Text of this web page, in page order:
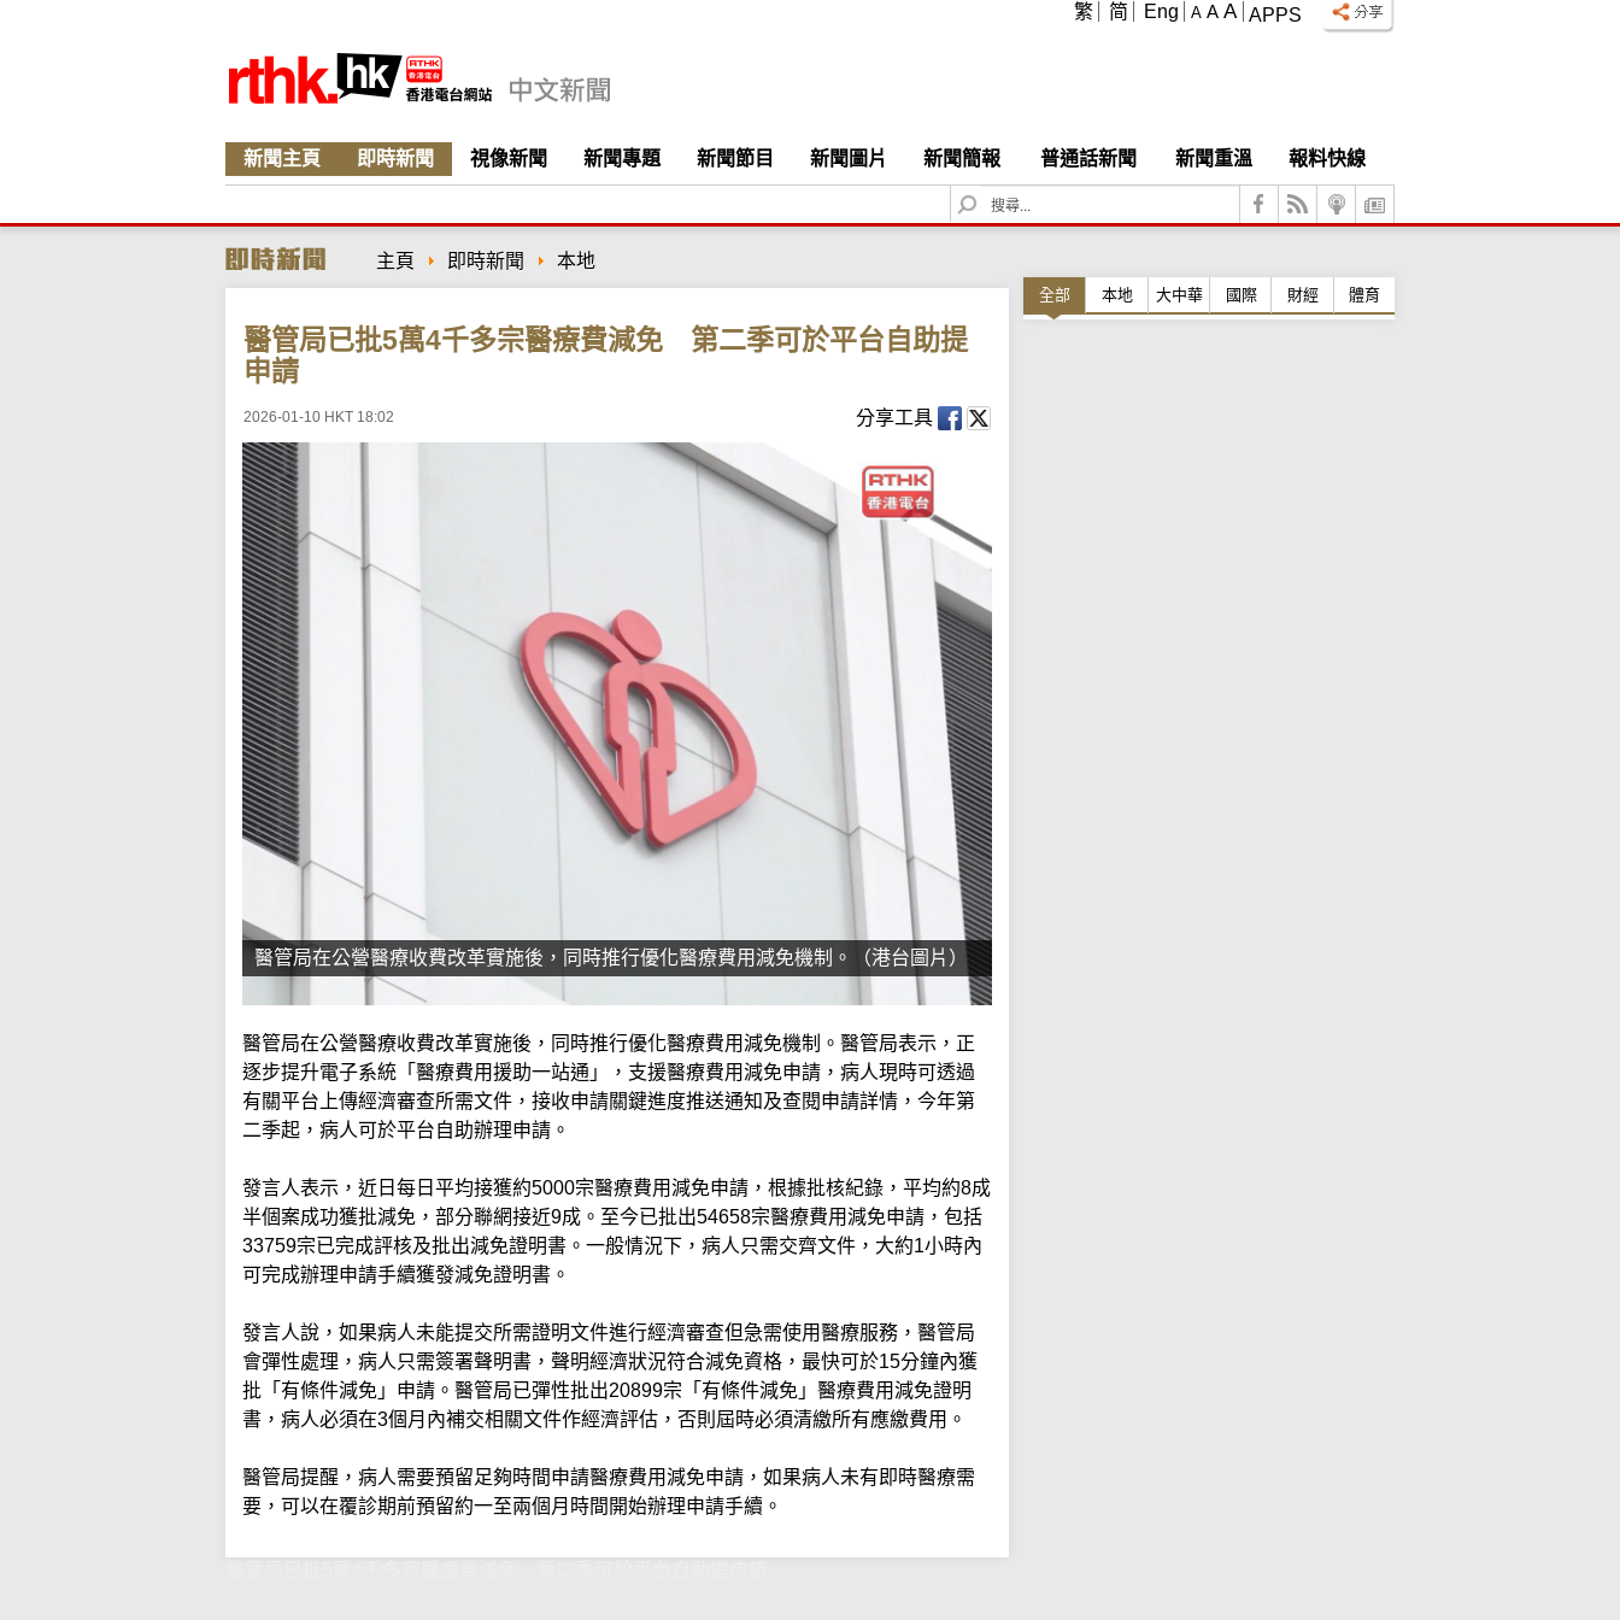
APPS
A A A
繁 简 Eng
新聞主頁 即時新聞 視像新聞 新聞專題 新聞節目 新聞圖片 新聞簡報 普通話新聞 新聞重溫
報料快線
S
e
c
主頁 即時新聞 本地
醫管局已批5萬4千多宗醫療費減免 第二季可於平台自助提
申請
2026-01-10 HKT 18:02 分享工具
醫管局在公營醫療收費改革實施後，同時推行優化醫療費用減免機制。（港台圖片）
醫管局在公營醫療收費改革實施後，同時推行優化醫療費用減免機制。醫管局表示，正
逐步提升電子系統「醫療費用援助一站通」，支援醫療費用減免申請，病人現時可透過
有關平台上傳經濟審查所需文件，接收申請關鍵進度推送通知及查閱申請詳情，今年第
二季起，病人可於平台自助辦理申請。
發言人表示，近日每日平均接獲約5000宗醫療費用減免申請，根據批核紀錄，平均約8成
半個案成功獲批減免，部分聯網接近9成。至今已批出54658宗醫療費用減免申請，包括
33759宗已完成評核及批出減免證明書。一般情況下，病人只需交齊文件，大約1小時內
可完成辦理申請手續獲發減免證明書。
發言人說，如果病人未能提交所需證明文件進行經濟審查但急需使用醫療服務，醫管局
會彈性處理，病人只需簽署聲明書，聲明經濟狀況符合減免資格，最快可於15分鐘內獲
批「有條件減免」申請。醫管局已彈性批出20899宗「有條件減免」醫療費用減免證明
書，病人必須在3個月內補交相關文件作經濟評估，否則屆時必須清繳所有應繳費用。
醫管局提醒，病人需要預留足夠時間申請醫療費用減免申請，如果病人未有即時醫療需
要，可以在覆診期前預留約一至兩個月時間開始辦理申請手續。
全部 本地 大中華 國際 財經 體育